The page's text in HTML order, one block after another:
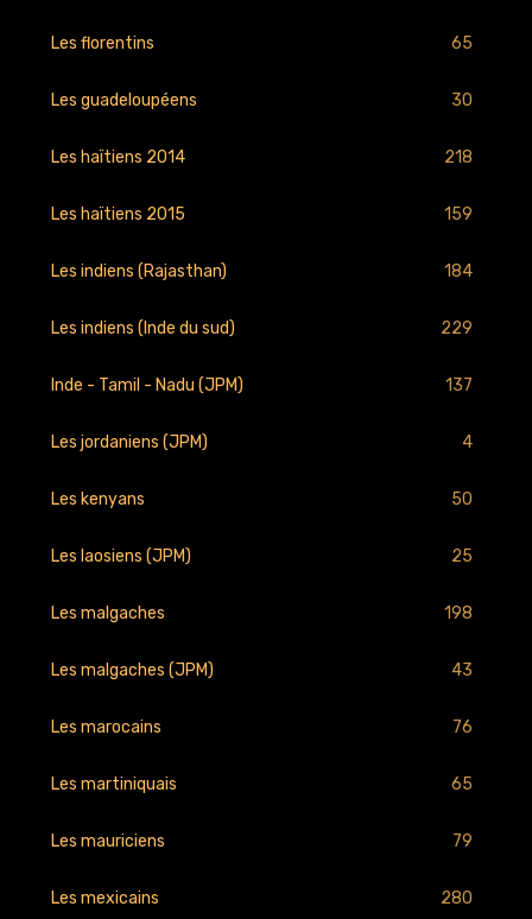
Les florentins 65
Les guadeloupéens 30
Les haïtiens 2014 218
Les haïtiens 2015 159
Les indiens (Rajasthan) 184
Les indiens (Inde du sud) 229
Inde - Tamil - Nadu (JPM) 137
Les jordaniens (JPM) 4
Les kenyans 50
Les laosiens (JPM) 25
Les malgaches 198
Les malgaches (JPM) 43
Les marocains 76
Les martiniquais 65
Les mauriciens 79
Les mexicains 280